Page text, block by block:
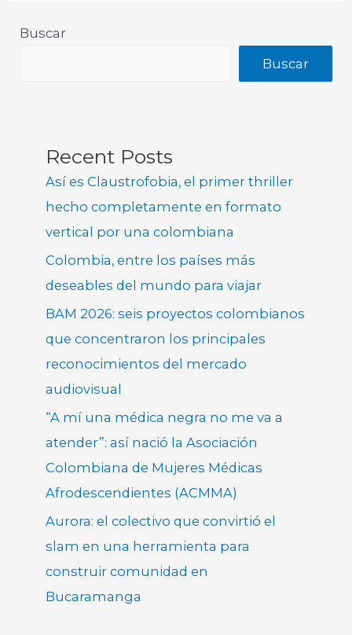
Buscar
Buscar
Recent Posts
Así es Claustrofobia, el primer thriller
hecho completamente en formato
vertical por una colombiana
Colombia, entre los países más
deseables del mundo para viajar
BAM 2026: seis proyectos colombianos
que concentraron los principales
reconocimientos del mercado
audiovisual
“A mí una médica negra no me va a
atender”: así nació la Asociación
Colombiana de Mujeres Médicas
Afrodescendientes (ACMMA)
Aurora: el colectivo que convirtió el
slam en una herramienta para
construir comunidad en
Bucaramanga